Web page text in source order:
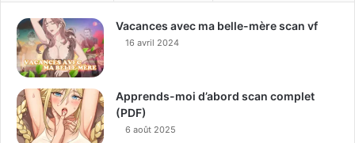
Vacances avec ma belle-mère scan vf
16 avril 2024
Apprends-moi d’abord scan complet
(PDF)
6 août 2025